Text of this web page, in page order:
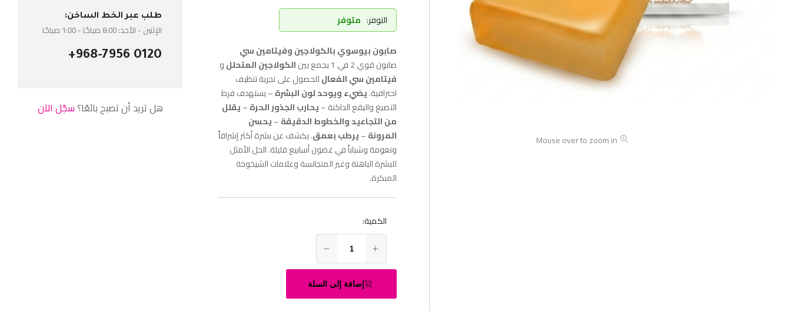
Mouse over to zoom in
التوفر: متوفر
صابون بيوسوي بالكولاجين وفيتامين سي
صابون قوي 2 في 1 يجمع بين
الكولاجين المتحللو
فيتامين سي الفعالللحصول على تجربة تنظيف
احترافية.يضيء ويوحد لون البشرة– يستهدف فرط
التصبغ والبقع الداكنة –يحارب الجذور الحرة–يقلل
من التجاعيد والخطوط الدقيقة–يحسن
المرونة–يرطب بعمق. يكشف عن بشرة أكثر إشراقاً
ونعومة وشباباً في غضون أسابيع قليلة. الحل الأمثل
للبشرة الباهتة وغير المتجانسة وعلامات الشيخوخة
المبكرة.
الكمية:
إضافة إلى السلة
طلب عبر الخط الساخن:
الإثنين - الأحد: 8:00 صباحًا - 1:00 صباحًا
+968-7956 0120
هل تريد أن تصبح بائعًا؟سجّل الآن